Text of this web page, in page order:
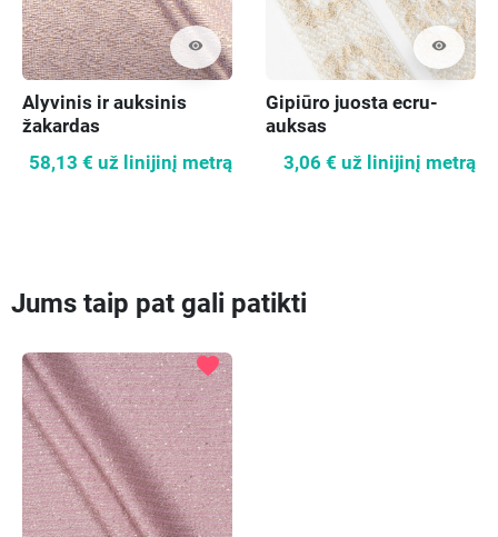
visibility
Alyvinis ir auksinis
žakardas
58,13 € už linijinį metrą
visibility
Gipiūro juosta ecru-
auksas
3,06 € už linijinį metrą
Jums taip pat gali patikti
favorite